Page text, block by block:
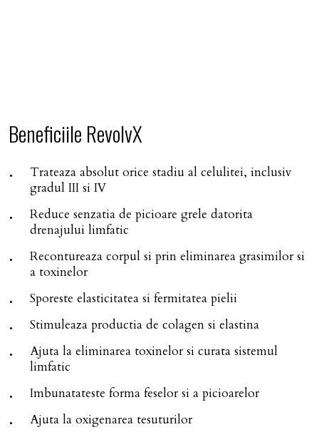
Beneficiile RevolvX
Trateaza absolut orice stadiu al celulitei, inclusiv
gradul III si IV
Reduce senzatia de picioare grele datorita
drenajului limfatic
Recontureaza corpul si prin eliminarea grasimilor si
a toxinelor
Sporeste elasticitatea si fermitatea pielii
Stimuleaza productia de colagen si elastina
Ajuta la eliminarea toxinelor si curata sistemul
limfatic
Imbunatateste forma feselor si a picioarelor
Ajuta la oxigenarea tesuturilor